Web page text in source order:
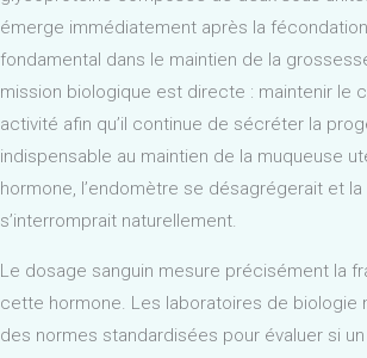
émerge immédiatement après la
fondamental dans le maintien de la
mission biologique est directe : maintenir le
activité afin qu’il continue de sécréter la
indispensable au maintien de la muqueuse
hormone, l’endomètre se désagrégerait et
s’interromprait naturellement.
Le dosage sanguin mesure précisément la
cette hormone. Les laboratoires de biologie
des normes standardisées pour évaluer si